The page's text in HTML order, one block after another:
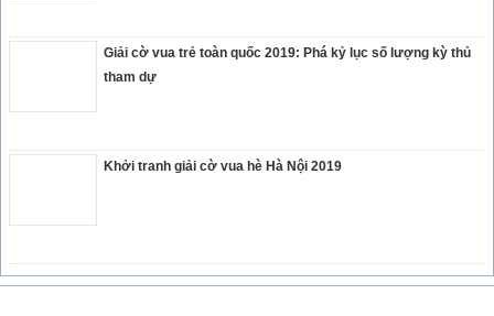
Giải cờ vua trẻ toàn quốc 2019: Phá kỷ lục số lượng kỳ thủ
tham dự
Khởi tranh giải cờ vua hè Hà Nội 2019